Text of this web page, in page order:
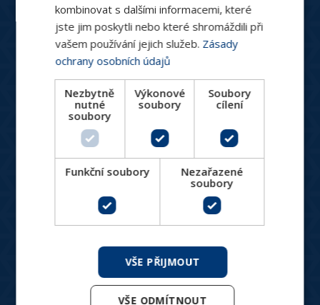
Katalog produktů
HVAC ventily
Spotřebiče pro vytápění a chlazení
Měření a regulace
Větrání, rekuperace, VZT
Produkty do náročných podmínek
O nás
Ke stažení
kombinovat s dalšími informacemi, které
jste jim poskytli nebo které shromáždili při
vašem používání jejich služeb. Zásady
ochrany osobních údajů
Nezbytně
nutné
soubory
Výkonové
soubory
Soubory
cílení
Funkční soubory
Nezařazené
soubory
VŠE PŘIJMOUT
VŠE ODMÍTNOUT